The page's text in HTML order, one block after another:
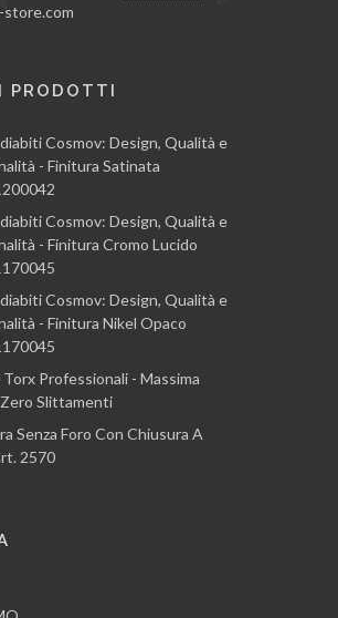
store.com
PRODOTTI
Cosmov: Design, Qualità e
- Finitura Satinata
Cosmov: Design, Qualità e
- Finitura Cromo Lucido
Cosmov: Design, Qualità e
- Finitura Nikel Opaco
Professionali - Massima
Zero Slittamenti
Senza Foro Con Chiusura A
2570